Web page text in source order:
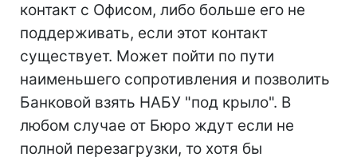
контакт с Офисом, либо больше его не
поддерживать, если этот контакт
существует. Может пойти по пути
наименьшего сопротивления и позволить
Банковой взять НАБУ "под крыло". В
любом случае от Бюро ждут если не
полной перезагрузки, то хотя бы